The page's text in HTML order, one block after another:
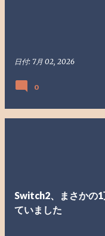
日付: 7月 02, 2026
0
Switch2、まさかの
ていました